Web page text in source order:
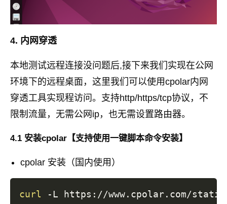
4. 内网穿透
本地测试远程连接没问题后,接下来我们实现在公网
环境下的远程桌面，这里我们可以使用cpolar内网
穿透工具实现程访问。支持http/https/tcp协议，不
限制流量，无需公网ip，也无需设置路由器。
4.1 安装cpolar【支持使用一键脚本命令安装】
cpolar 安装（国内使用）
curl -L https://www.cpolar.com/